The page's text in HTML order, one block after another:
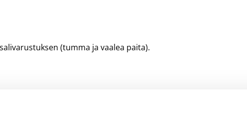
(tumma ja vaalea paita).